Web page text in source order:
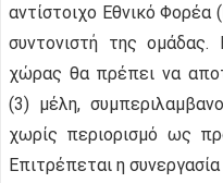
αντίστοιχο Εθνικό
συντονιστή της
χώρας θα πρέπει να
(3) μέλη,
χωρίς περιορισμό ως
Επιτρέπεται η